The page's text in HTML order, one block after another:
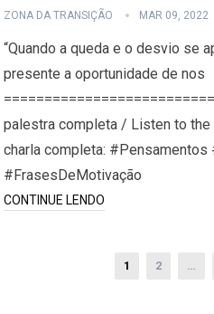
ZONA DA TRANSIÇÃO MAR 09, 2022
“Quando a queda e o desvio se
presente a oportunidade de nos
palestra completa / Listen to
charla completa: #Pensamentos
#FrasesDeMotivação
CONTINUE LENDO
1 2 …